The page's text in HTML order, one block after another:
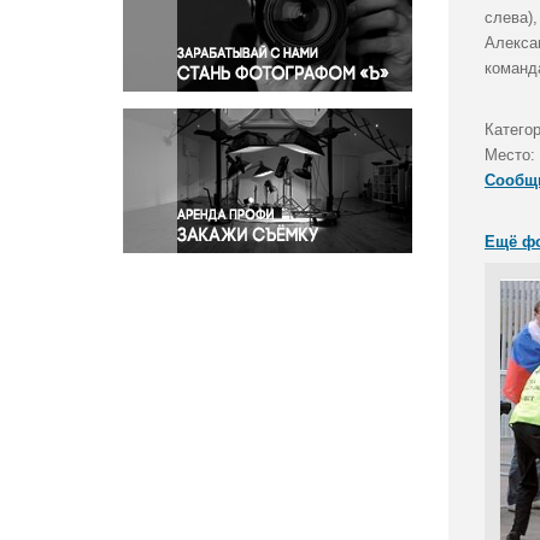
Правосудие
Происшествия и конфликты
Религия
Светская жизнь
Спорт
Экология
Экономика и бизнес
Место:
Ещё